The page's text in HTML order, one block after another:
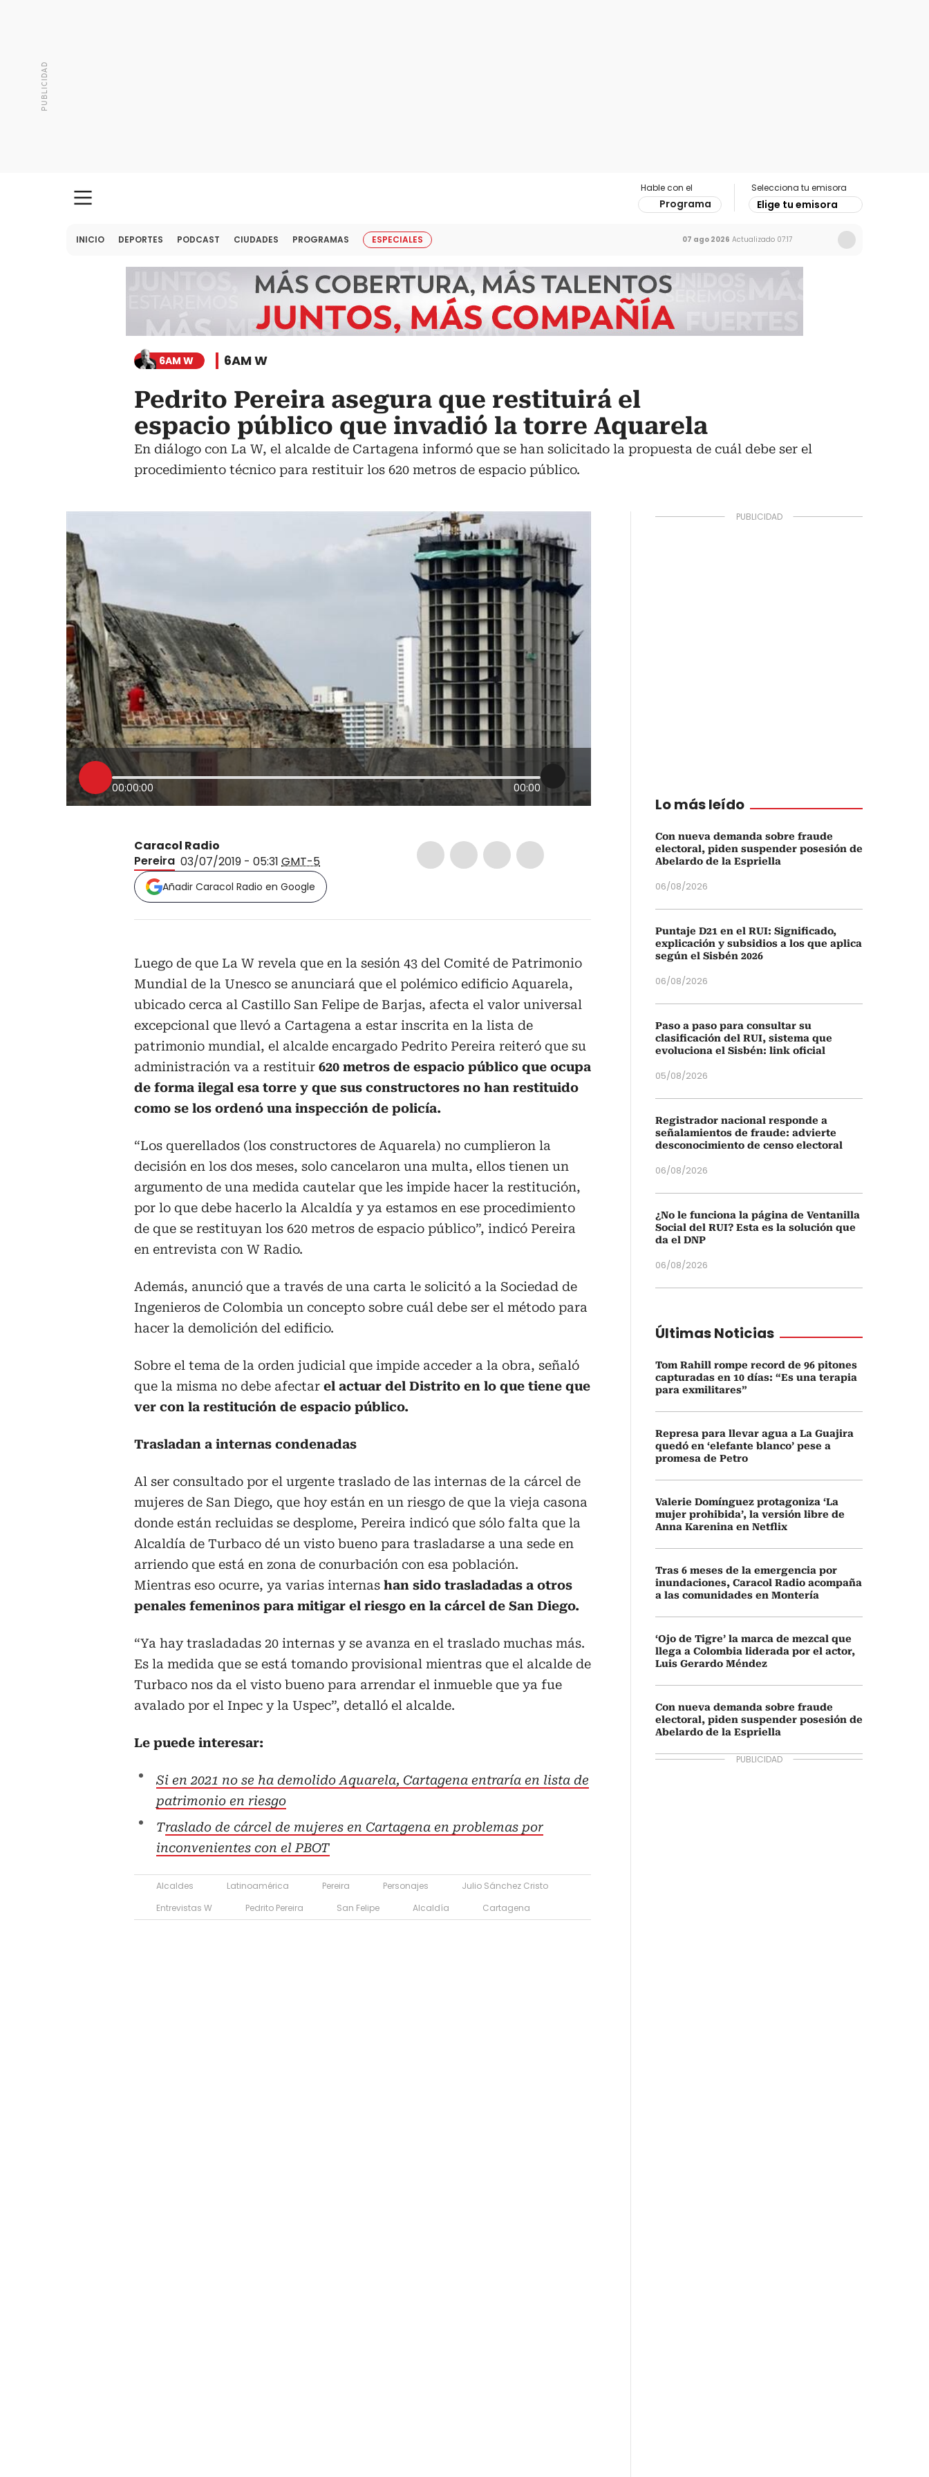
Hable con el
Programa
Selecciona tu emisora
Elige tu emisora
INICIO DEPORTES PODCAST CIUDADES PROGRAMAS ESPECIALES 07 ago 2026 Actualizado 07:17
6AM W 6AM W
Pedrito Pereira asegura que restituirá el
espacio público que invadió la torre Aquarela
En diálogo con La W, el alcalde de Cartagena informó que se han solicitado la propuesta de cuál debe ser el
procedimiento técnico para restituir los 620 metros de espacio público.
00:00:00 00:00
Caracol Radio
Pereira 03/07/2019 - 05:31 GMT-5
Añadir Caracol Radio en Google
Luego de que La W revela que en la sesión 43 del Comité de Patrimonio
Mundial de la Unesco se anunciará que el polémico edificio Aquarela,
ubicado cerca al Castillo San Felipe de Barjas, afecta el valor universal
excepcional que llevó a Cartagena a estar inscrita en la lista de
patrimonio mundial, el alcalde encargado Pedrito Pereira reiteró que su
administración va a restituir 620 metros de espacio público que ocupa
de forma ilegal esa torre y que sus constructores no han restituido
como se los ordenó una inspección de policía.
“Los querellados (los constructores de Aquarela) no cumplieron la
decisión en los dos meses, solo cancelaron una multa, ellos tienen un
argumento de una medida cautelar que les impide hacer la restitución,
por lo que debe hacerlo la Alcaldía y ya estamos en ese procedimiento
de que se restituyan los 620 metros de espacio público”, indicó Pereira
en entrevista con W Radio.
Además, anunció que a través de una carta le solicitó a la Sociedad de
Ingenieros de Colombia un concepto sobre cuál debe ser el método para
hacer la demolición del edificio.
Sobre el tema de la orden judicial que impide acceder a la obra, señaló
que la misma no debe afectar el actuar del Distrito en lo que tiene que
ver con la restitución de espacio público.
Trasladan a internas condenadas
Al ser consultado por el urgente traslado de las internas de la cárcel de
mujeres de San Diego, que hoy están en un riesgo de que la vieja casona
donde están recluidas se desplome, Pereira indicó que sólo falta que la
Alcaldía de Turbaco dé un visto bueno para trasladarse a una sede en
arriendo que está en zona de conurbación con esa población.
Mientras eso ocurre, ya varias internas han sido trasladadas a otros
penales femeninos para mitigar el riesgo en la cárcel de San Diego.
“Ya hay trasladadas 20 internas y se avanza en el traslado muchas más.
Es la medida que se está tomando provisional mientras que el alcalde de
Turbaco nos da el visto bueno para arrendar el inmueble que ya fue
avalado por el Inpec y la Uspec”, detalló el alcalde.
Le puede interesar:
Si en 2021 no se ha demolido Aquarela, Cartagena entraría en lista de
patrimonio en riesgo
Traslado de cárcel de mujeres en Cartagena en problemas por
inconvenientes con el PBOT
Alcaldes Latinoamérica Pereira Personajes
Julio Sánchez Cristo
Entrevistas W
Pedrito Pereira San Felipe Alcaldía Cartagena
Lo más leído
Con nueva demanda sobre fraude
electoral, piden suspender posesión de
Abelardo de la Espriella
06/08/2026
Puntaje D21 en el RUI: Significado,
explicación y subsidios a los que aplica
según el Sisbén 2026
06/08/2026
Paso a paso para consultar su
clasificación del RUI, sistema que
evoluciona el Sisbén: link oficial
05/08/2026
Registrador nacional responde a
señalamientos de fraude: advierte
desconocimiento de censo electoral
06/08/2026
¿No le funciona la página de Ventanilla
Social del RUI? Esta es la solución que
da el DNP
06/08/2026
Últimas Noticias
Tom Rahill rompe record de 96 pitones
capturadas en 10 días: “Es una terapia
para exmilitares”
Represa para llevar agua a La Guajira
quedó en ‘elefante blanco’ pese a
promesa de Petro
Valerie Domínguez protagoniza ‘La
mujer prohibida’, la versión libre de
Anna Karenina en Netflix
Tras 6 meses de la emergencia por
inundaciones, Caracol Radio acompaña
a las comunidades en Montería
‘Ojo de Tigre’ la marca de mezcal que
llega a Colombia liderada por el actor,
Luis Gerardo Méndez
Con nueva demanda sobre fraude
electoral, piden suspender posesión de
Abelardo de la Espriella